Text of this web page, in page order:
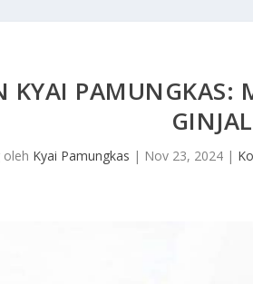
KYAI PAMUNGKAS:
GINJAL
oleh Kyai Pamungkas | Nov 23, 2024 |